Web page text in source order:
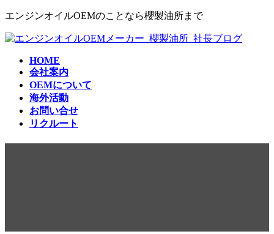
コ
テ
ナ
ゲ
エンジンオイルOEMのことなら櫻製油所まで
HOME
会社案内
OEMについて
海外活動
お問い合せ
リクルート